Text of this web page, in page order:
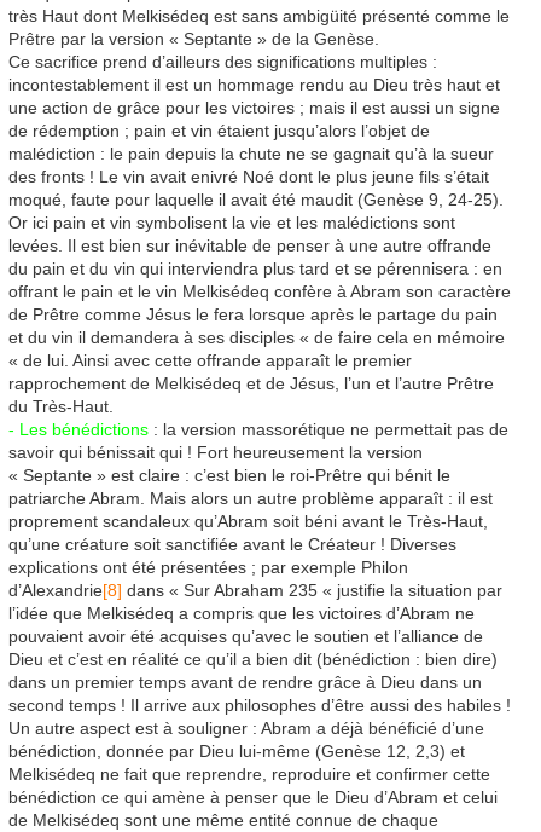
très Haut dont Melkisédeq est sans ambigüité présenté comme le
Prêtre par la version « Septante » de la Genèse.
Ce sacrifice prend d’ailleurs des significations multiples :
incontestablement il est un hommage rendu au Dieu très haut et
une action de grâce pour les victoires ; mais il est aussi un signe
de rédemption ; pain et vin étaient jusqu’alors l’objet de
malédiction : le pain depuis la chute ne se gagnait qu’à la sueur
des fronts ! Le vin avait enivré Noé dont le plus jeune fils s’était
moqué, faute pour laquelle il avait été maudit (Genèse 9, 24-25).
Or ici pain et vin symbolisent la vie et les malédictions sont
levées. Il est bien sur inévitable de penser à une autre offrande
du pain et du vin qui interviendra plus tard et se pérennisera : en
offrant le pain et le vin Melkisédeq confère à Abram son caractère
de Prêtre comme Jésus le fera lorsque après le partage du pain
et du vin il demandera à ses disciples « de faire cela en mémoire
« de lui. Ainsi avec cette offrande apparaît le premier
rapprochement de Melkisédeq et de Jésus, l’un et l’autre Prêtre
du Très-Haut.
- Les bénédictions : la version massorétique ne permettait pas de
savoir qui bénissait qui ! Fort heureusement la version
« Septante » est claire : c’est bien le roi-Prêtre qui bénit le
patriarche Abram. Mais alors un autre problème apparaît : il est
proprement scandaleux qu’Abram soit béni avant le Très-Haut,
qu’une créature soit sanctifiée avant le Créateur ! Diverses
explications ont été présentées ; par exemple Philon
d’Alexandrie[8] dans « Sur Abraham 235 « justifie la situation par
l’idée que Melkisédeq a compris que les victoires d’Abram ne
pouvaient avoir été acquises qu’avec le soutien et l’alliance de
Dieu et c’est en réalité ce qu’il a bien dit (bénédiction : bien dire)
dans un premier temps avant de rendre grâce à Dieu dans un
second temps ! Il arrive aux philosophes d’être aussi des habiles !
Un autre aspect est à souligner : Abram a déjà bénéficié d’une
bénédiction, donnée par Dieu lui-même (Genèse 12, 2,3) et
Melkisédeq ne fait que reprendre, reproduire et confirmer cette
bénédiction ce qui amène à penser que le Dieu d’Abram et celui
de Melkisédeq sont une même entité connue de chaque